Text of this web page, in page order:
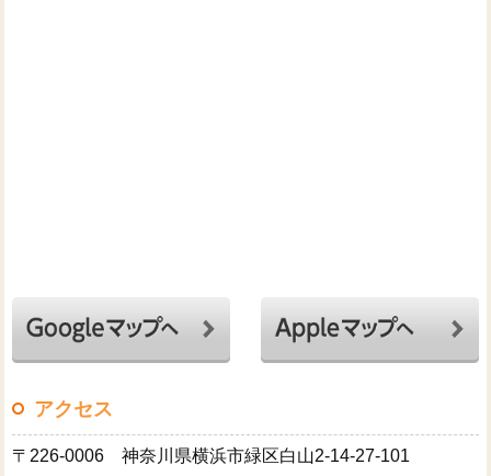
アクセス
〒226-0006 神奈川県横浜市緑区白山2-14-27-101